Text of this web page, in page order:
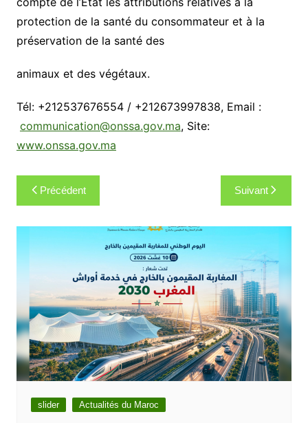
protection de la santé du consommateur et à la
préservation de la santé des
animaux et des végétaux.
Tél: +212537676554 / +212673997838, Email :
communication@onssa.gov.ma, Site:
www.onssa.gov.ma
Navigation
de
l’article
Précédent Suivant
slider Actualités du Maroc